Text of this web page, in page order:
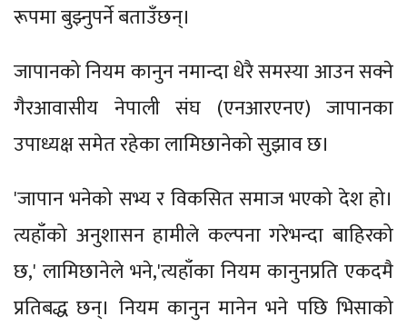
रूपमा बुझ्नुपर्ने बताउँछन्।
जापानको नियम कानुन नमान्दा धेरै समस्या आउन सक्ने
गैरआवासीय नेपाली संघ (एनआरएनए) जापानका
उपाध्यक्ष समेत रहेका लामिछानेको सुझाव छ।
'जापान भनेको सभ्य र विकसित समाज भएको देश हो।
त्यहाँको अनुशासन हामीले कल्पना गरेभन्दा बाहिरको
छ,' लामिछानेले भने,'त्यहाँका नियम कानुनप्रति एकदमै
प्रतिबद्ध छन्। नियम कानुन मानेन भने पछि भिसाको